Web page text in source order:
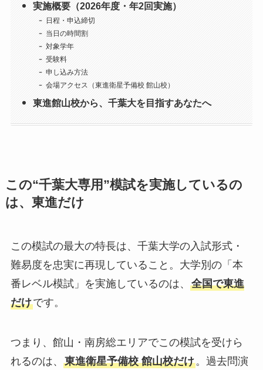
実施概要（2026年度・年2回実施）
日程・申込締切
当日の時間割
対象学年
受験料
申し込み方法
会場アクセス（東進衛星予備校 館山校）
東進館山校から、千葉大を目指すあなたへ
この“千葉大専用”模試を実施しているの
は、東進だけ
この模試の最大の特長は、千葉大学の入試形式・
難易度を忠実に再現していること。大学別の「本
番レベル模試」を実施しているのは、 全国で東進
だけです。
つまり、館山・南房総エリアでこの模試を受けら
れるのは、 東進衛星予備校 館山校だけ。過去問演